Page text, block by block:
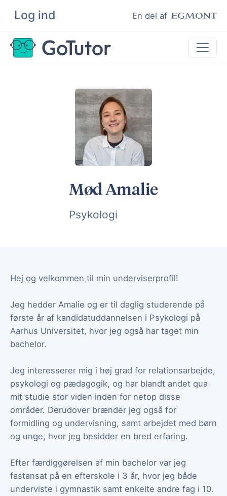
Log ind En del af
Søg
Lektiehjælp
Eksamenshjælp
Hjælp til ordblinde
Kundeudtalelser
Mød Amalie
Psykologi
Hej og velkommen til min underviserprofil!
Jeg hedder Amalie og er til daglig studerende på
første år af kandidatuddannelsen i Psykologi på
Aarhus Universitet, hvor jeg også har taget min
bachelor.
Jeg interesserer mig i høj grad for relationsarbejde,
psykologi og pædagogik, og har blandt andet qua
mit studie stor viden inden for netop disse
områder. Derudover brænder jeg også for
formidling og undervisning, samt arbejdet med børn
og unge, hvor jeg besidder en bred erfaring.
Efter færdiggørelsen af min bachelor var jeg
fastansat på en efterskole i 3 år, hvor jeg både
underviste i gymnastik samt enkelte andre fag i 10.